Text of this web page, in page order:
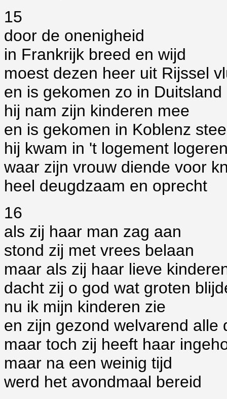
15
door de onenigheid
in Frankrijk breed en wijd
moest dezen heer uit Rijssel
en is gekomen zo in Duitsland
hij nam zijn kinderen mee
en is gekomen in Koblenz stee
hij kwam in 't logement
waar zijn vrouw diende voor
heel deugdzaam en oprecht
16
als zij haar man zag aan
stond zij met vrees belaan
maar als zij haar lieve
dacht zij o god wat groten
nu ik mijn kinderen zie
en zijn gezond welvarend alle
maar toch zij heeft haar
maar na een weinig tijd
werd het avondmaal bereid